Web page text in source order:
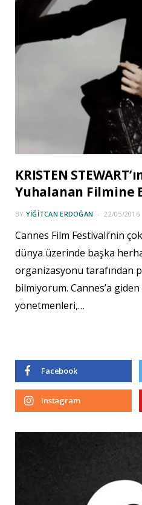
KRISTEN
Yuhalanan Filmine
BY YIĞITCAN ERDOĞAN 22/05/2016
Cannes Film Festivali’nin
dünya üzerinde başka
organizasyonu tarafından
bilmiyorum. Cannes’a
yönetmenleri,…
Facebook
Instagram